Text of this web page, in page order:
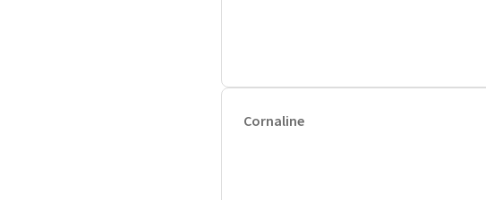
Cornaline